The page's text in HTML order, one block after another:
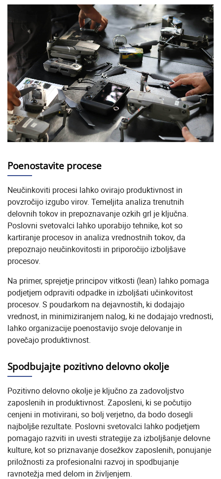
Poenostavite procese
Neučinkoviti procesi lahko ovirajo produktivnost in
povzročijo izgubo virov. Temeljita analiza trenutnih
delovnih tokov in prepoznavanje ozkih grl je ključna.
Poslovni svetovalci lahko uporabijo tehnike, kot so
kartiranje procesov in analiza vrednostnih tokov, da
prepoznajo neučinkovitosti in priporočijo izboljšave
procesov.
Na primer, sprejetje principov vitkosti (lean) lahko pomaga
podjetjem odpraviti odpadke in izboljšati učinkovitost
procesov. S poudarkom na dejavnostih, ki dodajajo
vrednost, in minimiziranjem nalog, ki ne dodajajo vrednosti,
lahko organizacije poenostavijo svoje delovanje in
povečajo produktivnost.
Spodbujajte pozitivno delovno okolje
Pozitivno delovno okolje je ključno za zadovoljstvo
zaposlenih in produktivnost. Zaposleni, ki se počutijo
cenjeni in motivirani, so bolj verjetno, da bodo dosegli
najboljše rezultate. Poslovni svetovalci lahko podjetjem
pomagajo razviti in uvesti strategije za izboljšanje delovne
kulture, kot so priznavanje dosežkov zaposlenih, ponujanje
priložnosti za profesionalni razvoj in spodbujanje
ravnotežja med delom in življenjem.